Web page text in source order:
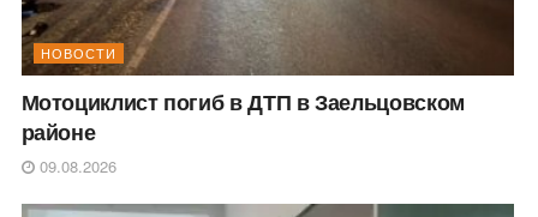
НОВОСТИ
Мотоциклист погиб в ДТП в Заельцовском
районе
09.08.2026